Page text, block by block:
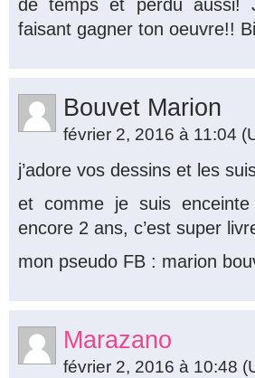
de temps et perdu aussi!
faisant gagner ton oeuvre!!
Bouvet Marion
février 2, 2016 à 11:04
j’adore vos dessins et les
et comme je suis
encore 2 ans, c’est super
mon pseudo FB : marion
Marazano
février 2, 2016 à 10:48